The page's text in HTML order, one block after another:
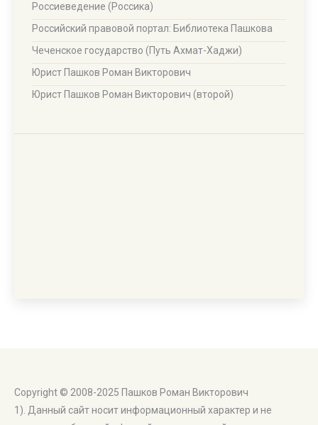
Россиеведение (Россика)
Российский правовой портал: Библиотека Пашкова
Чеченское государство (Путь Ахмат-Хаджи)
Юрист Пашков Роман Викторович
Юрист Пашков Роман Викторович (второй)
Copyright © 2008-2025 Пашков Роман Викторович
1). Данный сайт носит информационный характер и не